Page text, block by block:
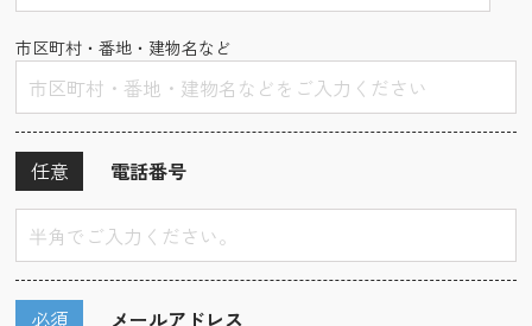
市区町村・番地・建物名など
電話番号
任意
メールアドレス
必須